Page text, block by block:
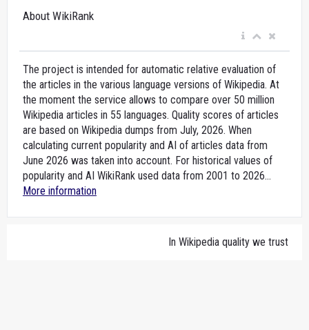
About WikiRank
The project is intended for automatic relative evaluation of
the articles in the various language versions of Wikipedia. At
the moment the service allows to compare over 50 million
Wikipedia articles in 55 languages. Quality scores of articles
are based on Wikipedia dumps from July, 2026. When
calculating current popularity and AI of articles data from
June 2026 was taken into account. For historical values of
popularity and AI WikiRank used data from 2001 to 2026...
More information
In Wikipedia quality we trust